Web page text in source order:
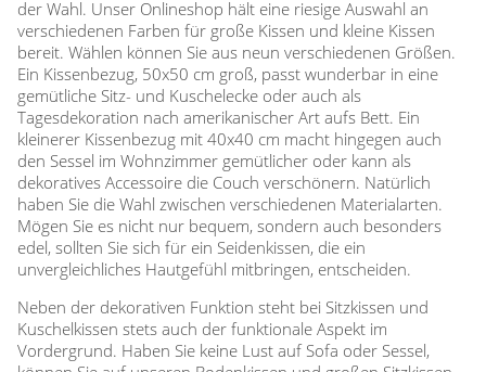
der Wahl. Unser Onlineshop hält eine riesige Auswahl an
verschiedenen Farben für große Kissen und kleine Kissen
bereit. Wählen können Sie aus neun verschiedenen Größen.
Ein Kissenbezug, 50x50 cm groß, passt wunderbar in eine
gemütliche Sitz- und Kuschelecke oder auch als
Tagesdekoration nach amerikanischer Art aufs Bett. Ein
kleinerer Kissenbezug mit 40x40 cm macht hingegen auch
den Sessel im Wohnzimmer gemütlicher oder kann als
dekoratives Accessoire die Couch verschönern. Natürlich
haben Sie die Wahl zwischen verschiedenen Materialarten.
Mögen Sie es nicht nur bequem, sondern auch besonders
edel, sollten Sie sich für ein Seidenkissen, die ein
unvergleichliches Hautgefühl mitbringen, entscheiden.
Neben der dekorativen Funktion steht bei Sitzkissen und
Kuschelkissen stets auch der funktionale Aspekt im
Vordergrund. Haben Sie keine Lust auf Sofa oder Sessel,